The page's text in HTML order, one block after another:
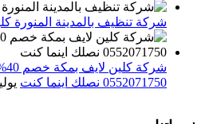
شركة تنظيف بالمدينة المنورة
0552071750 نصلك اينما كنت
يوليو